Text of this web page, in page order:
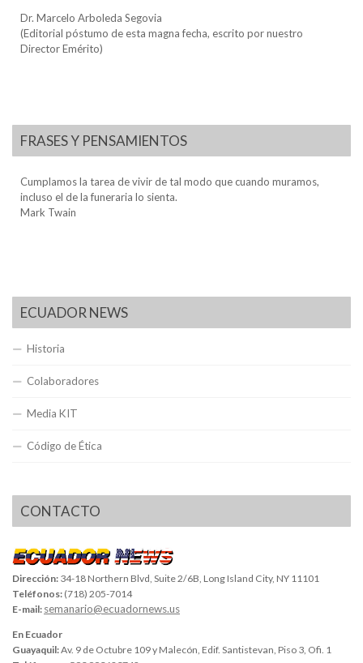
Dr. Marcelo Arboleda Segovia
(Editorial póstumo de esta magna fecha, escrito por nuestro
Director Emérito)
FRASES Y PENSAMIENTOS
Cumplamos la tarea de vivir de tal modo que cuando muramos,
incluso el de la funeraria lo sienta.
Mark Twain
ECUADOR NEWS
Historia
Colaboradores
Media KIT
Código de Ética
CONTACTO
Dirección: 34-18 Northern Blvd, Suite 2/6B, Long Island City, NY 11101
Teléfonos: (718) 205-7014
E-mail: semanario@ecuadornews.us
En Ecuador
Guayaquil:Av. 9 de Octubre 109 y Malecón, Edif. Santistevan, Piso 3, Ofi. 1